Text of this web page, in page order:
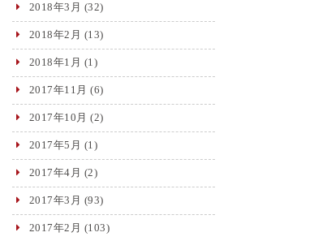
2018年3月 (32)
2018年2月 (13)
2018年1月 (1)
2017年11月 (6)
2017年10月 (2)
2017年5月 (1)
2017年4月 (2)
2017年3月 (93)
2017年2月 (103)